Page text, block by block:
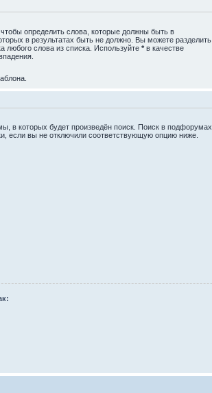
, чтобы определить слова, которые должны быть в
в результатах быть не должно. Вы можете разделить
любого слова из списка. Используйте * в качестве
в которых будет произведён поиск. Поиск в подфорумах
если вы не отключили соответствующую опцию ниже.